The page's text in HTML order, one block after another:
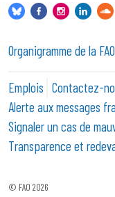
Organigramme de la FAO
Emplois Contactez-
Alerte aux messages
Signaler un cas de
Transparence et
© FAO 2026